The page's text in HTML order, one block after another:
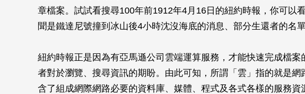
章檔案。試試看搜尋100年前1912年4月16日的紐約時報，你可以
聞是鐵達尼號撞到冰山後4小時沈沒海底的消息、部分生還者的名
紐約時報正是因為有亞馬遜公司雲端運算服務，才能快速完成檔案
者對於瀏覽、搜尋資訊的期盼。由此可知，所謂「雲」指的就是網
含了組成網際網路必要的資料庫、媒體、程式及各式各樣的服務資